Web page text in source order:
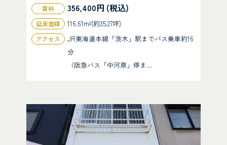
賃料 356,400円 (税込)
延床面積 116.61m²(約35.27坪)
アクセス
JR東海道本線「茨木」駅までバス乗車約16
分
（阪急バス「中河原」停ま…